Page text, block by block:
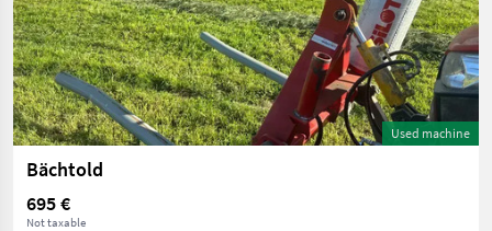
Used machine
Bächtold
695 €
Not taxable